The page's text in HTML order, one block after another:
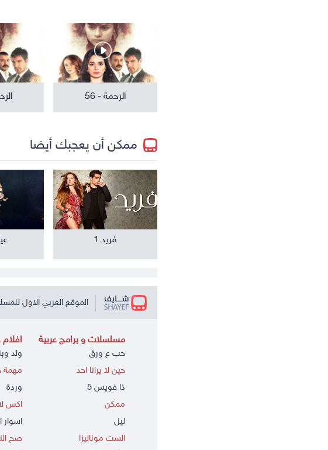
الرحمة - 56
ممكن أن يعجبك أيضا
فريد 1
الموقع العربي الاول
مسلسلات و برامج عربية
حب ع ورق
حين لا يرانا احد
ذا فويس 5
ممكن
ليل
الست موناليزا
افلام
ولد
مهمة
وردة
اكس
اسوار
صح